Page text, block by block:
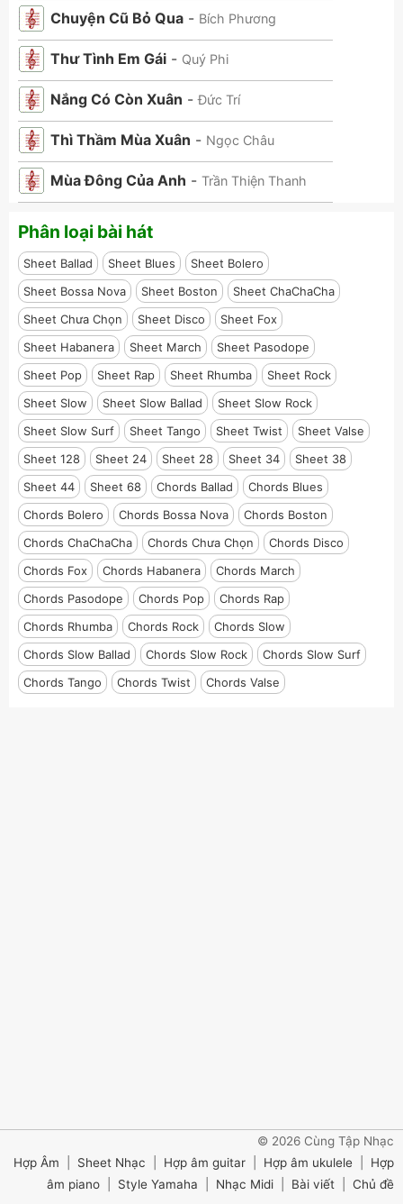
Chuyện Cũ Bỏ Qua - Bích Phương
Thư Tình Em Gái - Quý Phi
Nắng Có Còn Xuân -Đức Trí
Thì Thầm Mùa Xuân - Ngọc Châu
Mùa Đông Của Anh - Trần Thiện Thanh
Phân loại bài hát
Sheet Ballad Sheet Blues
Sheet Bolero
Sheet Bossa Nova
Sheet Boston
Sheet ChaChaCha
Sheet Chưa Chọn
Sheet Disco
Sheet Fox
Sheet Habanera
Sheet March
Sheet Pasodope
Sheet Pop
Sheet Rap Sheet Rhumba
Sheet Rock
Sheet Slow
Sheet Slow Ballad
Sheet Slow Rock
Sheet Slow Surf
Sheet Tango Sheet Twist
Sheet Valse
Sheet 128
Sheet 24 Sheet 28 Sheet 34
Sheet 38
Sheet 44
Sheet 68 Chords Ballad
Chords Blues
Chords Bolero
Chords Bossa Nova
Chords Boston
Chords ChaChaCha
Chords Chưa Chọn
Chords Disco
Chords Fox
Chords Habanera
Chords March
Chords Pasodope
Chords Pop
Chords Rap
Chords Rhumba
Chords Rock
Chords Slow
Chords Slow Ballad
Chords Slow Rock
Chords Slow Surf
Chords Tango
Chords Twist Chords Valse
© 2026 Cùng Tập Nhạc
Hợp Âm
Sheet Nhạc Hợp âm guitar Hợp âm ukulele
Hợp
âm piano
Style Yamaha Nhạc Midi Bài viết Chủ đề